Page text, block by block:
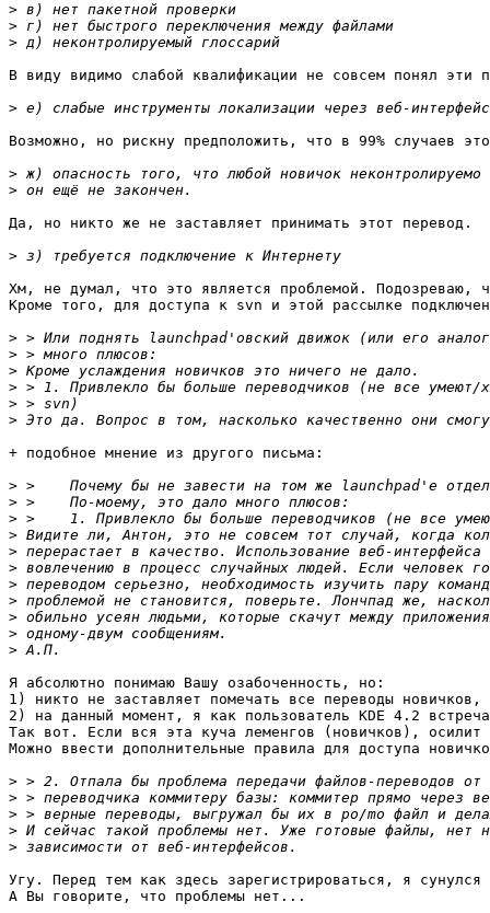
>
>
>
В виду видимо слабой квалификации не совсем понял
>
Возможно, но рискну предположить, что в 99% случаев
>
>
Да, но никто же не заставляет принимать этот перевод.
>
Хм, не думал, что это является проблемой. Подозреваю,
Кроме того, для доступа к svn и этой рассылке
>
>
>
>
>
>
+ подобное мнение из другого письма:
>
>
>
>
>
>
>
>
>
>
>
Я абсолютно понимаю Вашу озабоченность, но:
1) никто не заставляет помечать все переводы
2) на данный момент, я как пользователь KDE 4.2
Так вот. Если вся эта куча леменгов (новичков),
Можно ввести дополнительные правила для доступа
>
>
>
>
>
Угу. Перед тем как здесь зарегистрироваться, я
А Вы говорите, что проблемы нет...